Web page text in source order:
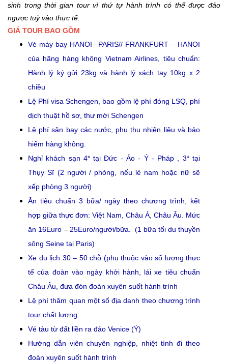
sinh trong thời gian tour vì thứ tự hành trình có thể được đảo
ngược tuỳ vào thực tế.
GIÁ TOUR BAO GỒM
Vé máy bay HANOI –PARIS// FRANKFURT – HANOI
của hãng hàng không Vietnam Airlines, tiêu chuẩn:
Hành lý ký gửi 23kg và hành lý xách tay 10kg x 2
chiều
Lệ Phí visa Schengen, bao gồm lệ phí đóng LSQ, phí
dịch thuật hồ sơ, thư mời Schengen
Lệ phí sân bay các nước, phụ thu nhiên liệu và bảo
hiểm hàng không.
Nghỉ khách sạn 4* tại Đức - Áo - Ý - Pháp , 3* tại
Thụy Sĩ (2 người / phòng, nếu lẻ nam hoặc nữ sẽ
xếp phòng 3 người)
Ăn tiêu chuẩn 3 bữa/ ngày theo chương trình, kết
hợp giữa thực đơn: Việt Nam, Châu Á, Châu Âu. Mức
ăn 16Euro – 25Euro/người/bữa. (1 bữa tối du thuyền
sông Seine tại Paris)
Xe du lịch 30 – 50 chỗ (phụ thuộc vào số lượng thực
tế của đoàn vào ngày khởi hành, lái xe tiêu chuẩn
Châu Âu, đưa đón đoàn xuyên suốt hành trình
Lệ phí thăm quan một số địa danh theo chương trình
tour chất lượng:
Vé tàu từ đất liền ra đảo Venice (Ý)
Hướng dẫn viên chuyên nghiệp, nhiệt tình đi theo
đoàn xuyên suốt hành trình